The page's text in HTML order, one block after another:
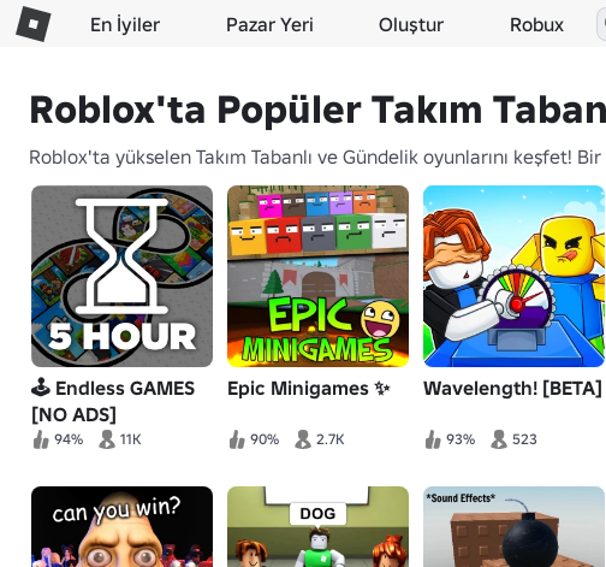
En İyiler Pazar Yeri Oluştur Robux
Roblox'ta Popüler Takım
Roblox'ta yükselen Takım Tabanlı ve Gündelik oyunlarını keşfet!
🕹️ Endless GAMES
[NO ADS]
94% 11K
Epic Minigames ✨
90% 2.7K
Wavelength! [BETA]
93% 523